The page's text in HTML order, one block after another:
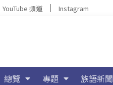
YouTube 頻道 Instagram
總覽 專題 族語新聞